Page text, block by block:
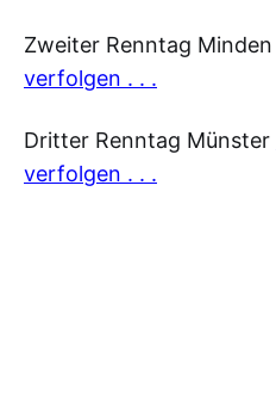
Zweiter Renntag Minden
verfolgen . . .
Dritter Renntag Münster
verfolgen . . .